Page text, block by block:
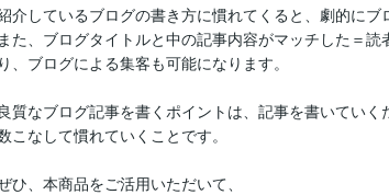
介しているブログの書き方に慣れてくると、劇的にブ
また、ブログタイトルと中の記事内容がマッチした＝
り、ブログによる集客も可能になります。
良質なブログ記事を書くポイントは、記事を書いてい
こなして慣れていくことです。
ひ、本商品をご活用いただいて、